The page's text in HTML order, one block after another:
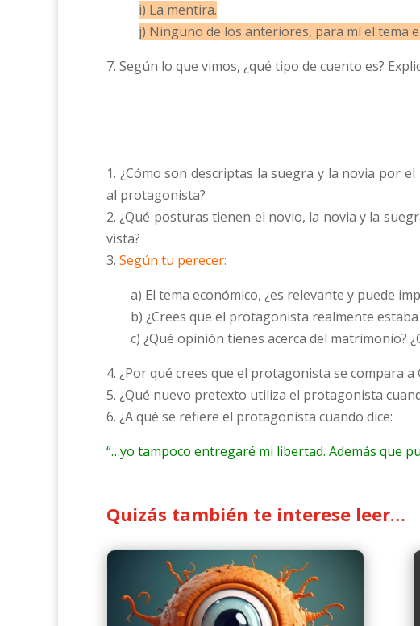
i) La mentira.
j) Ninguno de los anteriores, para mí el
7. Según lo que vimos, ¿qué tipo de cuento es?
1. ¿Cómo son descriptas la suegra y la novia por
al protagonista?
2. ¿Qué posturas tienen el novio, la novia y la
vista?
3. Según tu perecer:
a) El tema económico, ¿es relevante y puede
b) ¿Crees que el protagonista realmente
c) ¿Qué opinión tienes acerca del matrimonio?
4. ¿Por qué crees que el protagonista se compara a
5. ¿Qué nuevo pretexto utiliza el protagonista
6. ¿A qué se refiere el protagonista cuando dice:
“…yo tampoco entregaré mi libertad. Además que
Quizás también te interese leer…